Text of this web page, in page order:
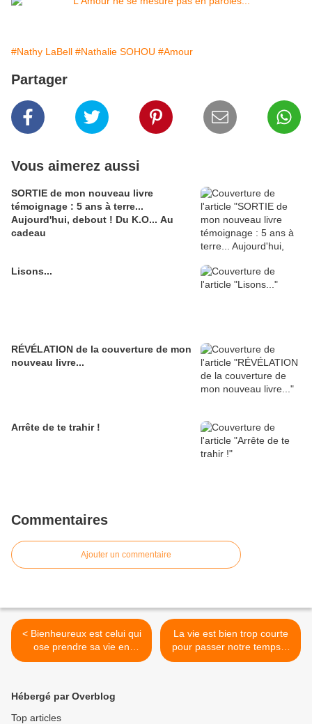
#Nathy LaBell #Nathalie SOHOU #Amour
Partager
Vous aimerez aussi
SORTIE de mon nouveau livre
témoignage : 5 ans à terre...
Aujourd'hui, debout ! Du K.O... Au
cadeau
Lisons...
RÉVÉLATION de la couverture de mon
nouveau livre...
Arrête de te trahir !
Commentaires
Ajouter un commentaire
< Bienheureux est celui qui
ose prendre sa vie en
main...
La vie est bien trop courte
pour passer notre temps à
regretter... >
Hébergé par Overblog
Top articles